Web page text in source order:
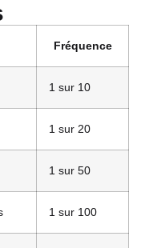
Fréquence
1 sur 10
1 sur 20
1 sur 50
1 sur 100